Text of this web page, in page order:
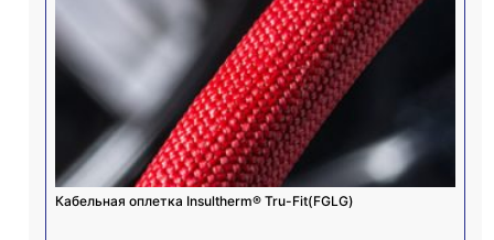
Кабельная оплетка Insultherm® Tru-Fit(FGLG)